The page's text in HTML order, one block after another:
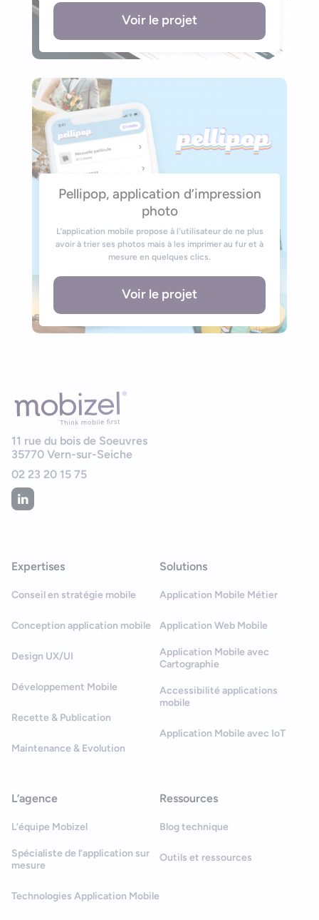
Voir le projet
Pellipop, application d’impression
photo
L’application mobile propose à l'utilisateur de ne plus
avoir à trier ses photos mais à les imprimer au fur et à
mesure en quelques clics.
Voir le projet
11 rue du bois de Soeuvres
35770 Vern-sur-Seiche
02 23 20 15 75
Expertises
Conseil en stratégie mobile
Conception application mobile
Design UX/UI
Développement Mobile
Recette & Publication
Maintenance & Evolution
Solutions
Application Mobile Métier
Application Web Mobile
Application Mobile avec
Cartographie
Accessibilité applications
mobile
Application Mobile avec IoT
L’agence
L’équipe Mobizel
Spécialiste de l’application sur
mesure
Technologies Application Mobile
Ressources
Blog technique
Outils et ressources